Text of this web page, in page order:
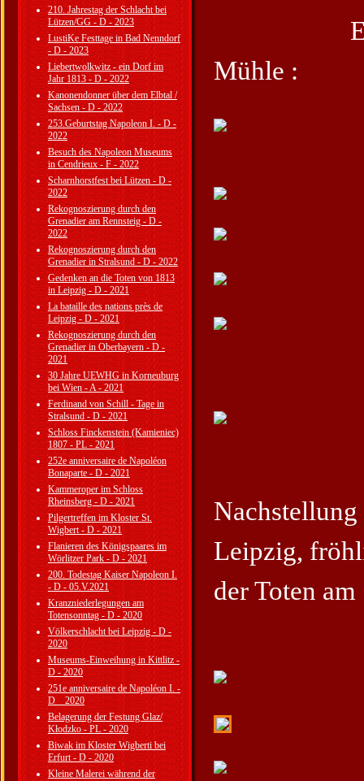
210. Jahrestag der Schlacht bei
Lützen/GG - D - 2023
LustiKe Festtage in Bad Nenndorf
- D - 2023
Liebertwolkwitz - ein Dorf im
Jahr 1813 - D - 2022
Kanonendonner über dem Elbtal /
Sachsen - D - 2022
253.Geburtstag Napoleon I. - D -
2022
Besuch des Napoleon Museums
in Cendrieux - F - 2022
Scharnhorstfest bei Lützen - D -
2022
Rekognoszierung durch den
Grenadier am Rennsteig - D -
2022
Rekognoszierung durch den
Grenadier in Stralsund - D - 2022
Gedenken an die Toten von 1813
in Leipzig - D - 2021
La bataille des nations près de
Leipzig - D - 2021
Rekognoszierung durch den
Grenadier in Oberbayern - D -
2021
30 Jahre UEWHG in Korneuburg
bei Wien - A - 2021
Ferdinand von Schill - Tage in
Stralsund - D - 2021
Schloss Finckenstein (Kamieniec)
1807 - PL - 2021
252e anniversaire de Napoléon
Bonaparte - D - 2021
Kammeroper im Schloss
Rheinsberg - D - 2021
Pilgertreffen im Kloster St.
Wigbert - D - 2021
Flanieren des Königspaares im
Wörlitzer Park - D - 2021
200. Todestag Kaiser Napoleon I.
- D - 05.V.2021
Kranzniederlegungen am
Totensonntag - D - 2020
Völkerschlacht bei Leipzig - D -
2020
Museums-Einweihung in Kittlitz -
D - 2020
251e anniversaire de Napoléon I. -
D _ 2020
Belagerung der Festung Glaz/
Kłodzko - PL - 2020
Biwak im Kloster Wigberti bei
Erfurt - D - 2020
Kleine Malerei während der
Mühle :
Leipzig,
der Toten am